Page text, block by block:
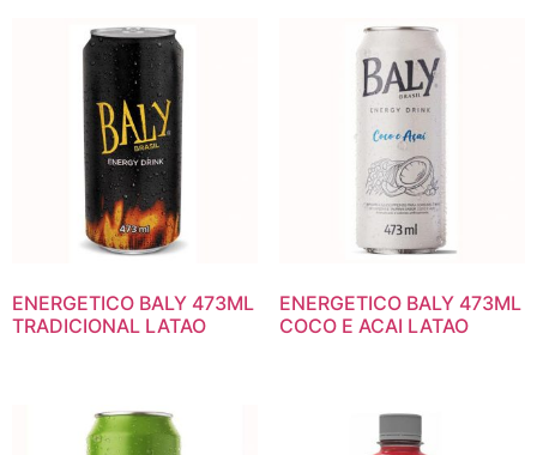
ENERGETICO BALY 473ML
TRADICIONAL LATAO
ENERGETICO BALY 473ML
COCO E ACAI LATAO